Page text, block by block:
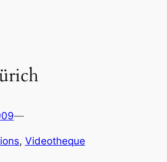
—
, Videotheque